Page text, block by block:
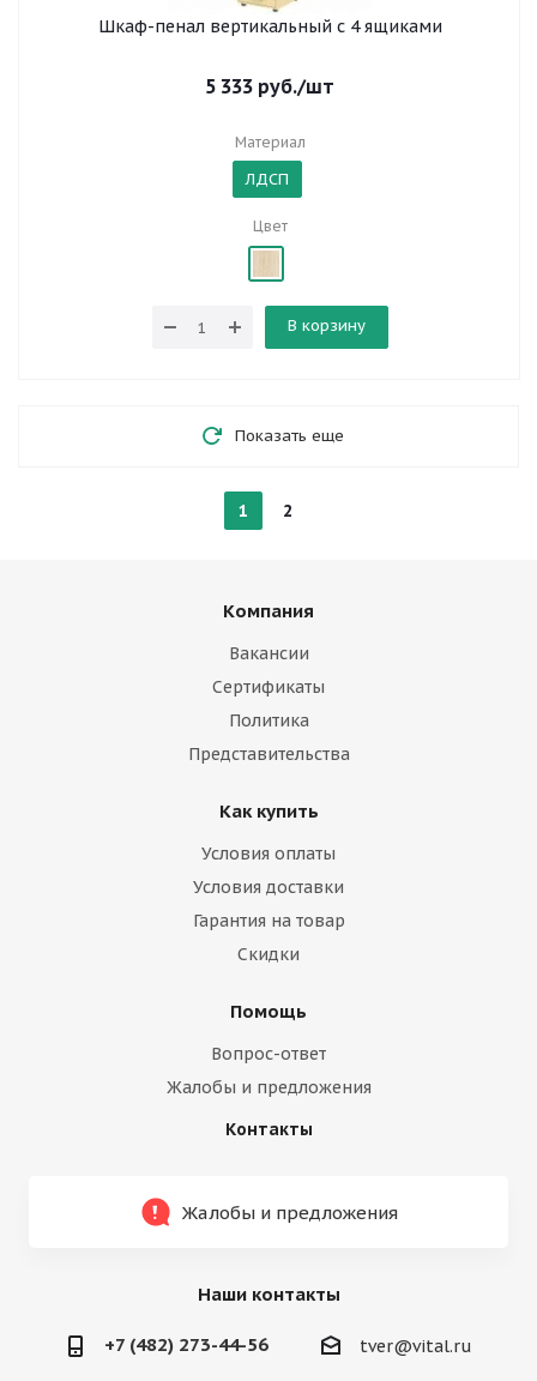
Шкаф-пенал вертикальный с 4 ящиками
5 333 руб./шт
Материал
ЛДСП
Цвет
В корзину
Показать еще
1 2
Компания
Вакансии
Сертификаты
Политика
Представительства
Как купить
Условия оплаты
Условия доставки
Гарантия на товар
Скидки
Помощь
Вопрос-ответ
Жалобы и предложения
Контакты
Жалобы и предложения
Наши контакты
+7 (482) 273-44-56 tver@vital.ru